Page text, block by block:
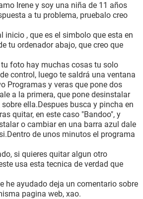
Irene y soy una niña de 11 años
a tu problema, pruebalo creo
inicio , que es el simbolo que esta en
tu ordenador abajo, que creo que
foto hay muchas cosas tu solo
control, luego te saldrá una ventana
Programas y veras que pone dos
a la primera, que pone desinstalar
ella.Despues busca y pincha en
quitar, en este caso "Bandoo", y
o cambiar en una barra azul dale
de unos minutos el programa
si quieres quitar algun otro
usa esta tecnica de verdad que
he ayudado deja un comentario sobre
pagina web, xao.